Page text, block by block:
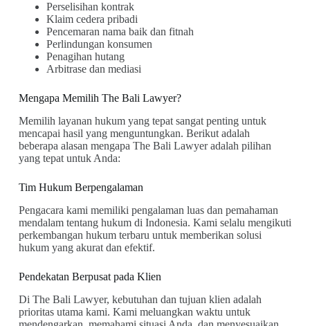
Perselisihan kontrak
Klaim cedera pribadi
Pencemaran nama baik dan fitnah
Perlindungan konsumen
Penagihan hutang
Arbitrase dan mediasi
Mengapa Memilih The Bali Lawyer?
Memilih layanan hukum yang tepat sangat penting untuk
mencapai hasil yang menguntungkan. Berikut adalah
beberapa alasan mengapa The Bali Lawyer adalah pilihan
yang tepat untuk Anda:
Tim Hukum Berpengalaman
Pengacara kami memiliki pengalaman luas dan pemahaman
mendalam tentang hukum di Indonesia. Kami selalu mengikuti
perkembangan hukum terbaru untuk memberikan solusi
hukum yang akurat dan efektif.
Pendekatan Berpusat pada Klien
Di The Bali Lawyer, kebutuhan dan tujuan klien adalah
prioritas utama kami. Kami meluangkan waktu untuk